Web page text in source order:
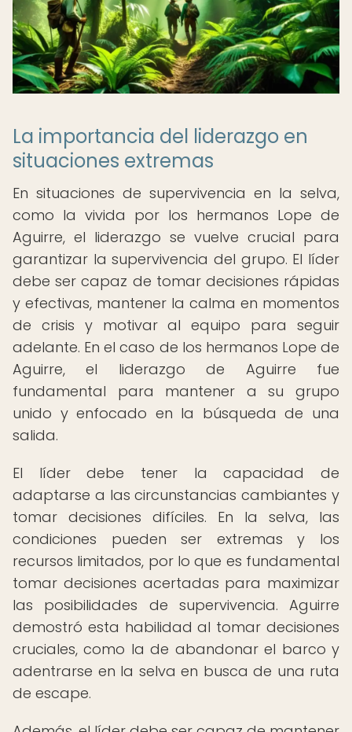
La importancia del liderazgo en
situaciones extremas
En situaciones de supervivencia en la selva,
como la vivida por los hermanos Lope de
Aguirre, el liderazgo se vuelve crucial para
garantizar la supervivencia del grupo. El líder
debe ser capaz de tomar decisiones rápidas
y efectivas, mantener la calma en momentos
de crisis y motivar al equipo para seguir
adelante. En el caso de los hermanos Lope de
Aguirre, el liderazgo de Aguirre fue
fundamental para mantener a su grupo
unido y enfocado en la búsqueda de una
salida.
El líder debe tener la capacidad de
adaptarse a las circunstancias cambiantes y
tomar decisiones difíciles. En la selva, las
condiciones pueden ser extremas y los
recursos limitados, por lo que es fundamental
tomar decisiones acertadas para maximizar
las posibilidades de supervivencia. Aguirre
demostró esta habilidad al tomar decisiones
cruciales, como la de abandonar el barco y
adentrarse en la selva en busca de una ruta
de escape.